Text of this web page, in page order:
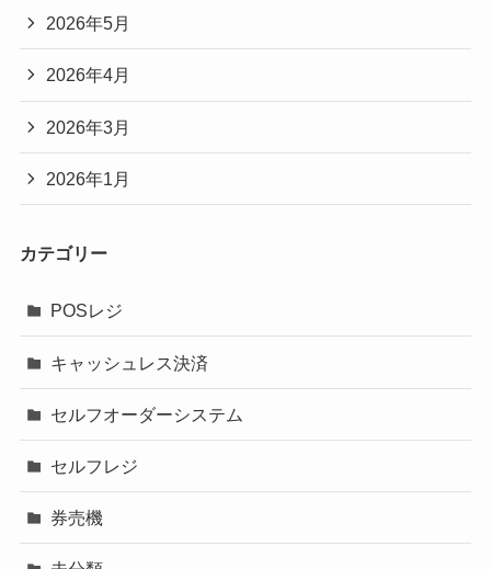
2026年5月
2026年4月
2026年3月
2026年1月
カテゴリー
POSレジ
キャッシュレス決済
セルフオーダーシステム
セルフレジ
券売機